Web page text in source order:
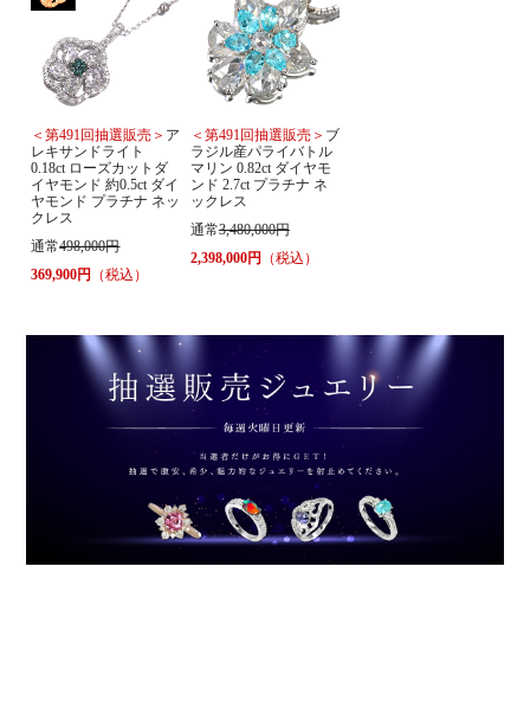
＜第491回抽選販売＞ ア
レキサンドライト
0.18ct ローズカットダ
イヤモンド 約0.5ct ダイ
ヤモンド プラチナ ネッ
クレス
通常498,000円
369,900円
（税込）
＜第491回抽選販売＞ ブ
ラジル産パライバトル
マリン 0.82ct ダイヤモ
ンド 2.7ct プラチナ ネ
ックレス
通常3,480,000円
2,398,000円
（税込）